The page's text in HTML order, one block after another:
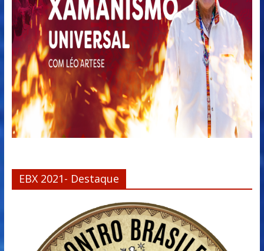
EBX 2021- Destaque